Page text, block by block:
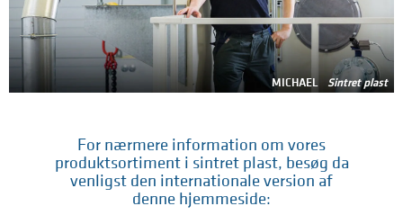
MICHAEL Sintret plast
For nærmere information om vores
produktsortiment i sintret plast, besøg da
venligst den internationale version af
denne hjemmeside: